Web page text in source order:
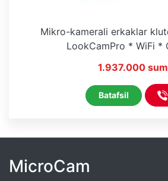
Mikro-kamerali erkaklar
LookCamPro * WiFi *
1.937.000 sum
Batafsil
MicroCam